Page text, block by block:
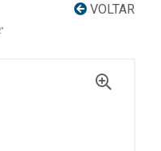
VOLTAR